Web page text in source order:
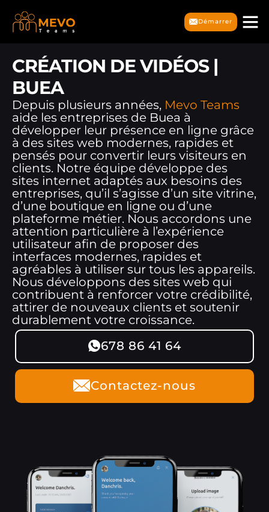
Démarrer
CRÉATION DE VIDÉOS |
BUEA
Depuis plusieurs années, Mevo Teams
aide les entreprises de Buea à
développer leur présence en ligne grâce
à des sites web modernes, rapides et
pensés pour convertir leurs visiteurs en
clients. Notre équipe développe des
sites internet adaptés aux besoins des
entreprises, qu’il s’agisse d’un site vitrine,
d’une boutique en ligne ou d’une
plateforme métier. Nous accordons une
attention particulière à l’expérience
utilisateur afin de proposer des
interfaces modernes, rapides et
agréables à utiliser sur tous les appareils.
Nous développons des sites web qui
contribuent à renforcer votre crédibilité,
attirer de nouveaux clients et soutenir
durablement votre croissance.
678 86 41 64
Contactez-nous